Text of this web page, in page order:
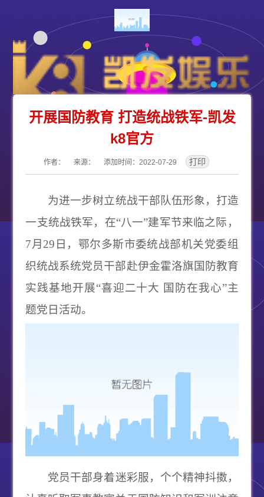
开展国防教育 打造统战铁军-凯发
k8官方
作者： 来源： 添加时间：2022-07-29
为进一步树立统战干部队伍形象，打造
一支统战铁军，在“八一”建军节来临之际，
7月29日，鄂尔多斯市委统战部机关党委组
织统战系统党员干部赴伊金霍洛旗国防教育
实践基地开展“喜迎二十大 国防在我心”主
题党日活动。
党员干部身着迷彩服，个个精神抖擞，